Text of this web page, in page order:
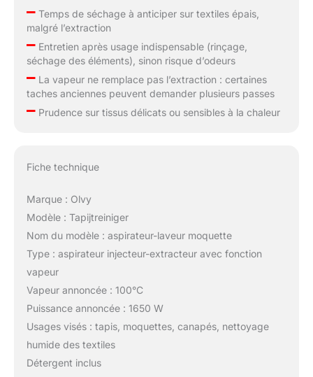
–Temps de séchage à anticiper sur textiles épais,
malgré l’extraction
–Entretien après usage indispensable (rinçage,
séchage des éléments), sinon risque d’odeurs
–La vapeur ne remplace pas l’extraction : certaines
taches anciennes peuvent demander plusieurs passes
–Prudence sur tissus délicats ou sensibles à la chaleur
Fiche technique
Marque : Olvy
Modèle : Tapijtreiniger
Nom du modèle : aspirateur-laveur moquette
Type : aspirateur injecteur-extracteur avec fonction
vapeur
Vapeur annoncée : 100°C
Puissance annoncée : 1650 W
Usages visés : tapis, moquettes, canapés, nettoyage
humide des textiles
Détergent inclus